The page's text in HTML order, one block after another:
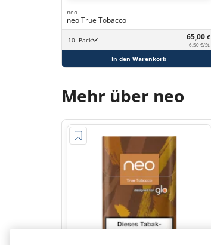
neo
neo True Tobacco
10 -Pack 65,00 €
6,50 €/St.
In den Warenkorb
Mehr über neo